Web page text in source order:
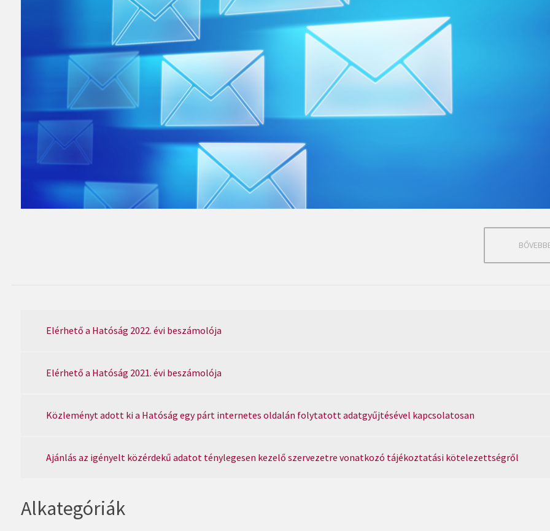
Elérhető a Hatóság 2022. évi beszámolója
Elérhető a Hatóság 2021. évi beszámolója
Közleményt adott ki a Hatóság egy párt internetes oldalán folytatott adatgyűjtésével kapcsolatosan
Ajánlás az igényelt közérdekű adatot ténylegesen kezelő szervezetre vonatkozó tájékoztatási kötelezettségről
Alkategóriák